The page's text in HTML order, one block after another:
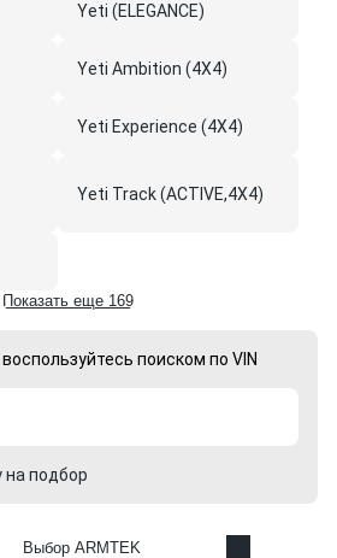
Yeti (ELEGANCE)
Yeti Ambition (4X4)
Yeti Experience (4X4)
Yeti Track (ACTIVE,4X4)
Показать еще 169
поиском по VIN
на подбор
Выбор ARMTEK